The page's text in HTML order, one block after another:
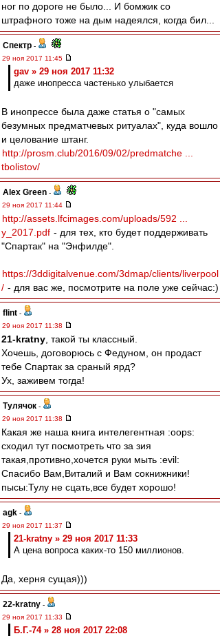
ног по дороге не было... И бомжик со
штрафного тоже на дым надеялся, когда бил...
Спектр -
29 ноя 2017 11:45
gav » 29 ноя 2017 11:32
даже инопресса частенько улыбается
В инопрессе была даже статья о "самых
безумных предматчевых ритуалах", куда вошло
и целование штанг.
http://prosm.club/2016/09/02/predmatche ...
tbolistov/
Alex Green -
29 ноя 2017 11:44
http://assets.lfcimages.com/uploads/592 ...
y_2017.pdf - для тех, кто будет поддерживать
"Спартак" на "Энфилде".
https://3ddigitalvenue.com/3dmap/clients/liverpool
/ - для вас же, посмотрите на поле уже сейчас:)
flint -
29 ноя 2017 11:38
21-kratny , такой ты классный.
Хочешь, договорюсь с Федуном, он продаст
тебе Спартак за сраный ярд?
Ух, заживем тогда!
Тулячок -
29 ноя 2017 11:38
Какая же наша книга интелегентная :oops:
сходил тут посмотреть что за зия
такая,противно,хочется руки мыть :evil:
Спасибо Вам,Виталий и Вам сокнижники!
пысы:Тулу не сцать,все будет хорошо!
agk -
29 ноя 2017 11:37
21-kratny » 29 ноя 2017 11:33
А цена вопроса каких-то 150 миллионов.
Да, херня сущая)))
22-kratny -
29 ноя 2017 11:33
Б.Г.-74 » 28 ноя 2017 22:08